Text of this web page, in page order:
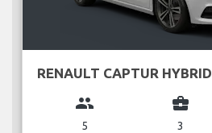
RENAULT CAPTUR HYBRID
group
5
business_center
3